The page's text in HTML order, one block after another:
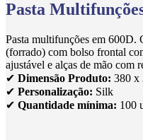
Pasta
Pasta multifunções em 600D.
(forrado) com bolso frontal
ajustável e alças de mão com
✔ Dimensão Produto: 380 x
✔ Personalização: Silk
✔ Quantidade mínima: 100